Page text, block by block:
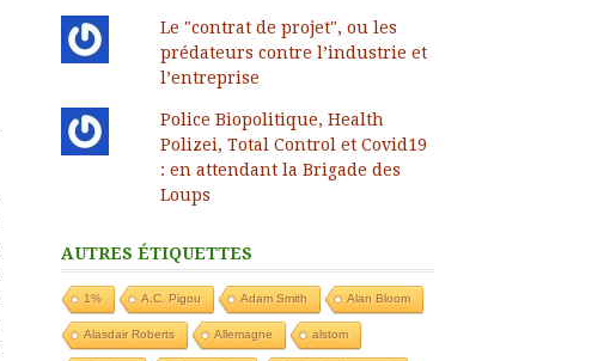
Le "contrat de projet", ou les
prédateurs contre l’industrie et
l’entreprise
Police Biopolitique, Health
Polizei, Total Control et Covid19
: en attendant la Brigade des
Loups
AUTRES ÉTIQUETTES
1% A.C. Pigou Adam Smith Alan Bloom
Alasdair Roberts Allemagne alstom